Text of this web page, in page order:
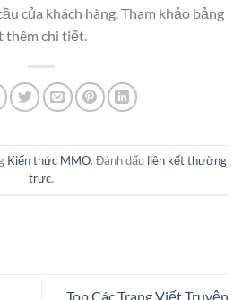
của khách hàng. Tham khảo bảng
thêm chi tiết.
Kiến thức MMO. Đánh dấu liên kết thường
trực.
Top Các Trang Viết Truyện